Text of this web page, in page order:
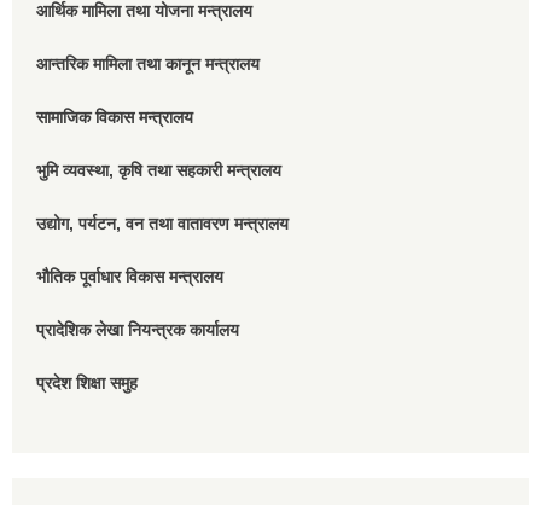
आर्थिक मामिला तथा योजना मन्त्रालय
आन्तरिक मामिला तथा कानून मन्त्रालय
सामाजिक विकास मन्त्रालय
भुमि व्यवस्था, कृषि तथा सहकारी मन्त्रालय
उद्योग, पर्यटन, वन तथा वातावरण मन्त्रालय
भौतिक पूर्वाधार विकास मन्त्रालय
प्रादेशिक लेखा नियन्त्रक कार्यालय
प्रदेश शिक्षा समुह